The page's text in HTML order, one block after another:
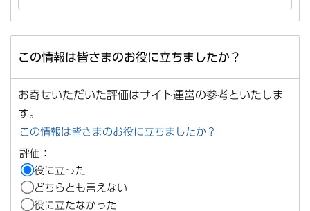
この情報は皆さまのお役に立ちましたか？
お寄せいただいた評価はサイト運営の参考といたしま
す。
この情報は皆さまのお役に立ちましたか？
評価：
役に立った
どちらとも言えない
役に立たなかった